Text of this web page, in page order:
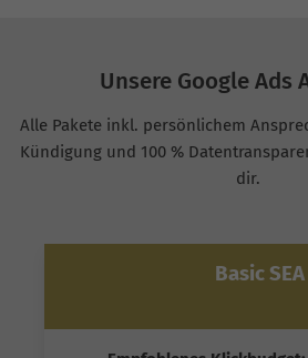
Unsere Google Ads
Alle Pakete inkl. persönlichem
Kündigung und 100 %
dir.
Basic SEA